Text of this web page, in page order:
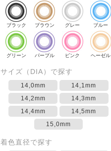
ブラック ブラウン グレー ブルー
グリーン パープル ピンク ヘーゼル
サイズ（DIA）で探す
14,0mm
14,1mm
14,2mm
14,3mm
14,4mm
14,5mm
15,0mm
着色直径で探す